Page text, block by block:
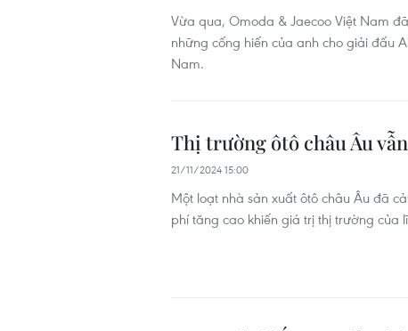
Vừa qua, Omoda & Jaecoo Việt Nam
những cống hiến của anh cho giải đấu
Nam.
Thị trường ôtô châu Âu
21/11/2024 15:00
Một loạt nhà sản xuất ôtô châu Âu đã
phí tăng cao khiến giá trị thị trường của